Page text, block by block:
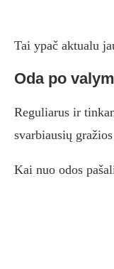
Tai ypač aktualu
Oda po
Reguliarus ir
svarbiausių
Kai nuo odos